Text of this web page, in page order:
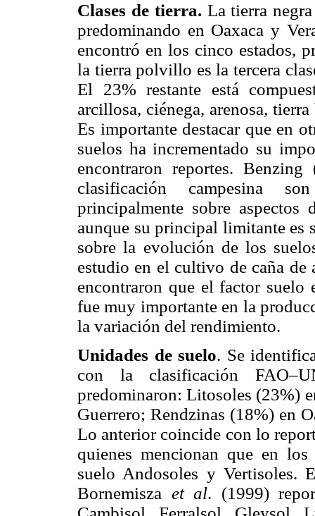
Clases de tierra. La tierra
predominando en Oaxaca y
encontró en los cinco estados,
la tierra polvillo es la tercera
El 23% restante está
arcillosa, ciénega, arenosa,
Es importante destacar que en
suelos ha incrementado su
encontraron reportes.
clasificación campesina
principalmente sobre
aunque su principal limitante es
sobre la evolución de los
estudio en el cultivo de caña de
encontraron que el factor suelo
fue muy importante en la
la variación del rendimiento.
Unidades de suelo. Se
con la clasificación
predominaron: Litosoles (23%)
Guerrero; Rendzinas (18%) en
Lo anterior coincide con lo
quienes mencionan que en
suelo Andosoles y Vertisoles.
Bornemisza et al. (1999)